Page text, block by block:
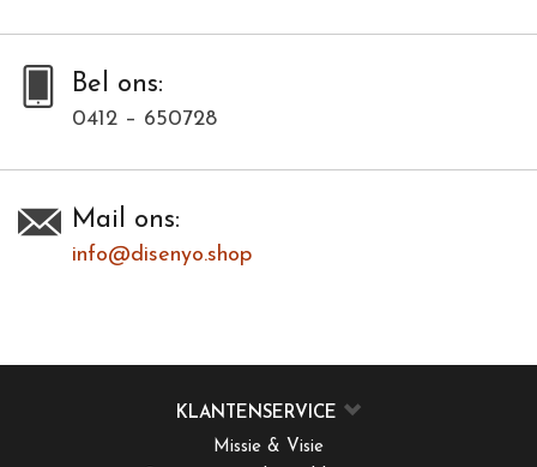
Bel ons:
0412 – 650728
Mail ons:
info@disenyo.shop
KLANTENSERVICE
Missie & Visie